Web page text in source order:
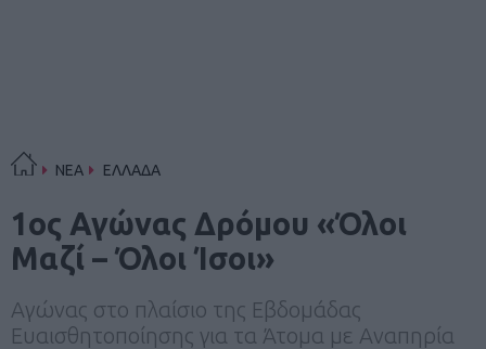
ΝΕΑ ΕΛΛΑΔΑ
1ος Αγώνας Δρόμου «Όλοι
Μαζί – Όλοι Ίσοι»
Αγώνας στο πλαίσιο της Εβδομάδας
Ευαισθητοποίησης για τα Άτομα με Αναπηρία